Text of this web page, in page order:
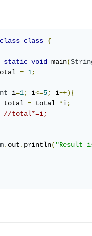
class class {
static void main(
= 1;
i=1; i<=5; i++){
   	total
= total *i;
//total*=i;
. out . println( "Result